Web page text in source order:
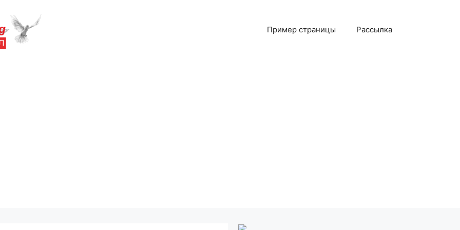
Пример страницы Рассылка